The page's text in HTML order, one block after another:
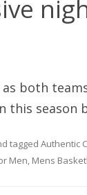
both
this season
tagged Authentic
Men, Mens